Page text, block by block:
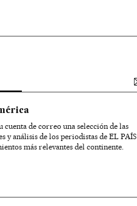
cuenta de correo una selección de las
y análisis de los periodistas de EL PAÍS
más relevantes del continente.